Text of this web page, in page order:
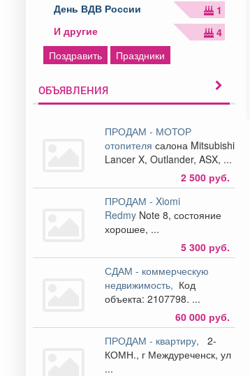
День ВДВ России
1
И другие
4
Поздравить
Праздники
ОБЪЯВЛЕНИЯ
ПРОДАМ - МОТОР
отопителясалона Mitsubishi
Lancer X, Outlander, ASX, ...
2 500 руб.
ПРОДАМ - Xiomi
Redmy Note 8, состояние
хорошее, ...
5 300 руб.
СДАМ - коммерческую
недвижимость, Код
объекта: 2107798. ...
60 000 руб.
ПРОДАМ - квартиру,
2-
КОМН., г Междуреченск, ул
...